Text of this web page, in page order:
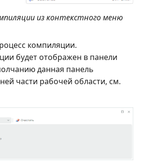
из контекстного меню
компиляции.
будет отображен в панели
данная панель
части рабочей области, см.